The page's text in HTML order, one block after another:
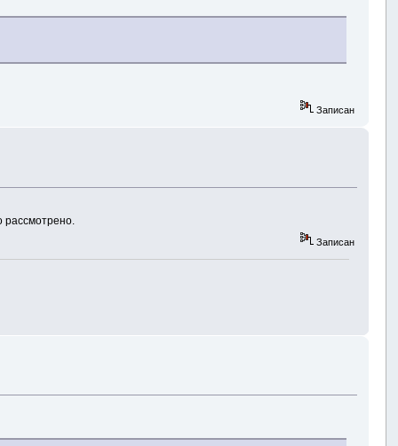
Записан
рассмотрено.
Записан